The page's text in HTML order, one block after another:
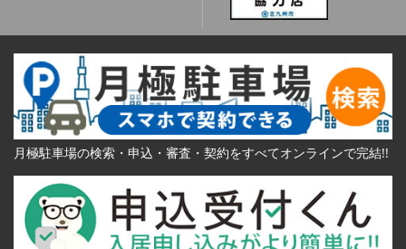
月極駐車場の検索・申込・審査・契約をすべてオンラインで完結!!